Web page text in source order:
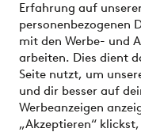
Erfahrung auf
personenbezogenen
mit den Werbe- und
arbeiten. Dies dient
Seite nutzt, um
und dir besser auf
Werbeanzeigen
„Akzeptieren“
Sichere